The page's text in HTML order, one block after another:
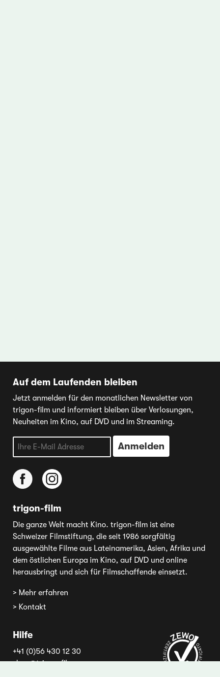
Auf dem Laufenden bleiben
Jetzt anmelden für den monatlichen Newsletter von
trigon-film und informiert bleiben über Verlosungen,
Neuheiten im Kino, auf DVD und im Streaming.
trigon-film
Die ganze Welt macht Kino. trigon-film ist eine
Schweizer Filmstiftung, die seit 1986 sorgfältig
ausgewählte Filme aus Lateinamerika, Asien, Afrika und
dem östlichen Europa im Kino, auf DVD und online
herausbringt und sich für Filmschaffende einsetzt.
> Mehr erfahren
> Kontakt
Hilfe
+41 (0)56 430 12 30
shop@trigon-film.org